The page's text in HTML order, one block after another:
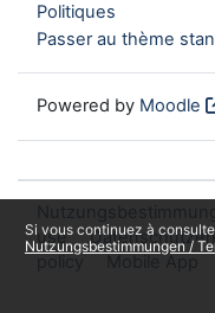
Si vous continuez à
Nutzungsbestimmungen /
Politiques
Passer au thème
Powered by Moodle
use
policy
Mobile App